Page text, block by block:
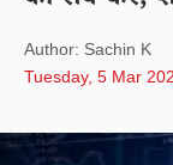
Author: Sachin K
Tuesday, 5 Mar